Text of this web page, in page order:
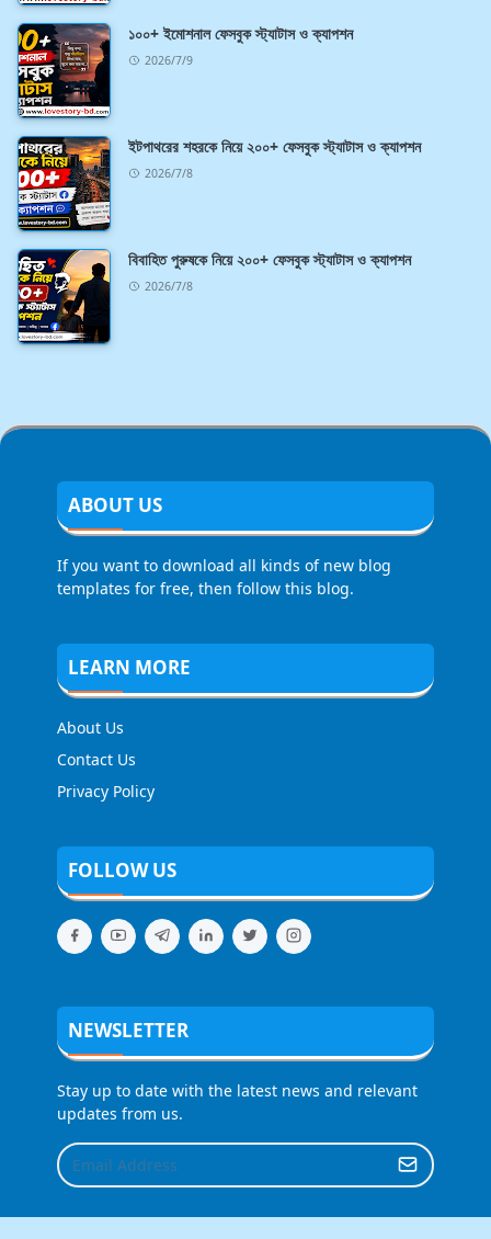
১০০+ ইমোশনাল ফেসবুক স্ট্যাটাস ও ক্যাপশন
2026/7/9
ইটপাথরের শহরকে নিয়ে ২০০+ ফেসবুক স্ট্যাটাস ও ক্যাপশন
2026/7/8
বিবাহিত পুরুষকে নিয়ে ২০০+ ফেসবুক স্ট্যাটাস ও ক্যাপশন
2026/7/8
ABOUT US
If you want to download all kinds of new blog
templates for free, then follow this blog.
LEARN MORE
About Us
Contact Us
Privacy Policy
FOLLOW US
NEWSLETTER
Stay up to date with the latest news and relevant
updates from us.